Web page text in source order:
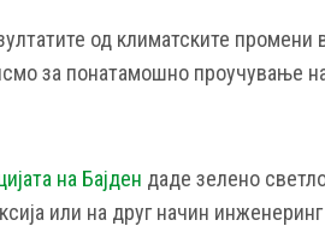
од климатските промени
за понатамошно проучување
на Бајден даде зелено
или на друг начин